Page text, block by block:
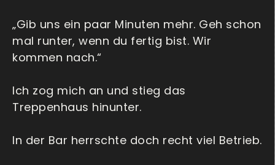
„Gib uns ein paar Minuten mehr. Geh schon
mal runter, wenn du fertig bist. Wir
kommen nach.“
Ich zog mich an und stieg das
Treppenhaus hinunter.
In der Bar herrschte doch recht viel Betrieb.